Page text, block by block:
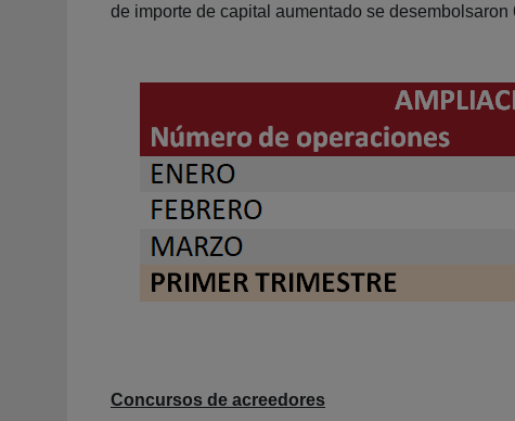
de importe de capital aumentado se
Concursos de acreedores